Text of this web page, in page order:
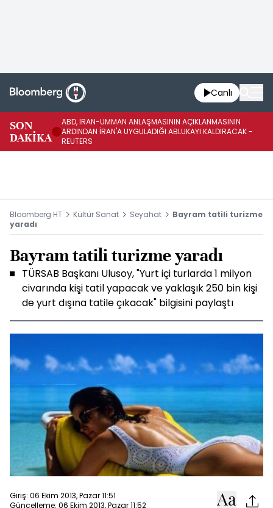
Canlı
SON
DAKİKA
ABD, İRAN-UMMAN ANLAŞMASININ AÇIKLANMASININ
ARDINDAN İRAN'A UYGULADIĞI ABLUKAYI KALDIRACAK -
REUTERS
Bloomberg HT Kültür Sanat Seyahat
Bayram tatili turizme
yaradı
Bayram tatili turizme yaradı
TÜRSAB Başkanı Ulusoy, "Yurt içi turlarda 1 milyon
civarında kişi tatil yapacak ve yaklaşık 250 bin kişi
de yurt dışına tatile çıkacak" bilgisini paylaştı
Giriş: 06 Ekim 2013, Pazar 11:51
Güncelleme: 06 Ekim 2013, Pazar 11:52